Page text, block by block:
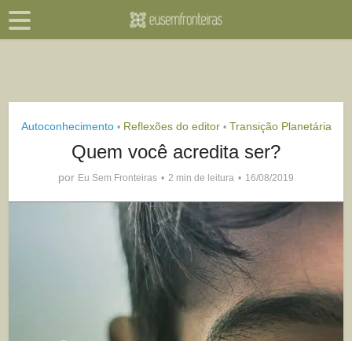
Autoconhecimento • Reflexões do editor • Transição Planetária
Quem você acredita ser?
por Eu Sem Fronteiras 2 min de leitura 16/08/2019